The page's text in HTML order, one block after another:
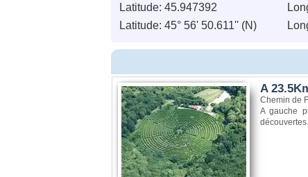
Latitude: 45.947392
Latitude: 45° 56' 50.611'' (N)
A
Chemin de
A gauche